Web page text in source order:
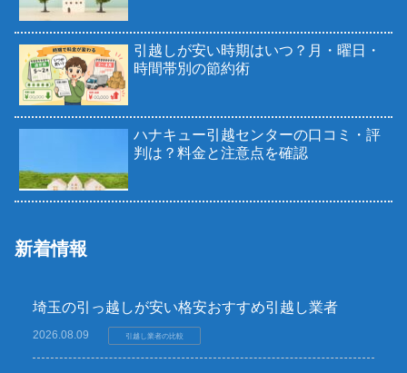
引越しが安い時期はいつ？月・曜日・
時間帯別の節約術
ハナキュー引越センターの口コミ・評
判は？料金と注意点を確認
新着情報
埼玉の引っ越しが安い格安おすすめ引越し業者
2026.08.09 引越し業者の比較